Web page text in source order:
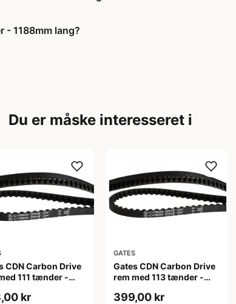
- 1188mm lang?
Du er måske interesseret i
CDN Carbon Drive
111 tænder -
kr
GATES
Gates CDN Carbon Drive
rem med 113 tænder -
399,00 kr